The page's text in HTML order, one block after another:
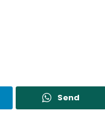
Send